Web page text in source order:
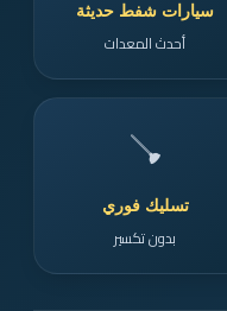
سيارات شفط حديثة
أحدث المعدات
🪠
تسليك فوري
بدون تكسير